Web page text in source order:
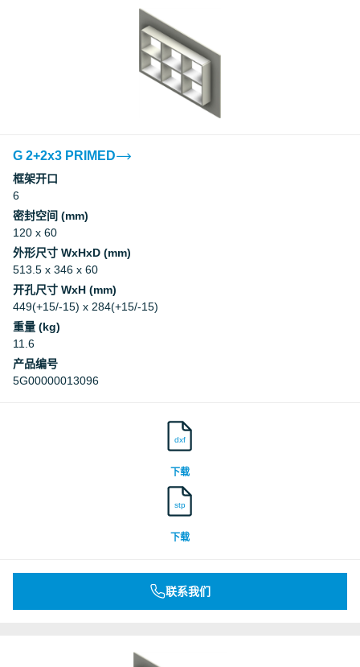
G 2+2x3 PRIMED
框架开口
6
密封空间 (mm)
120 x 60
外形尺寸 WxHxD (mm)
513.5 x 346 x 60
开孔尺寸 WxH (mm)
449(+15/-15) x 284(+15/-15)
重量 (kg)
11.6
产品编号
5G00000013096
dxf
下载
stp
下载
联系我们